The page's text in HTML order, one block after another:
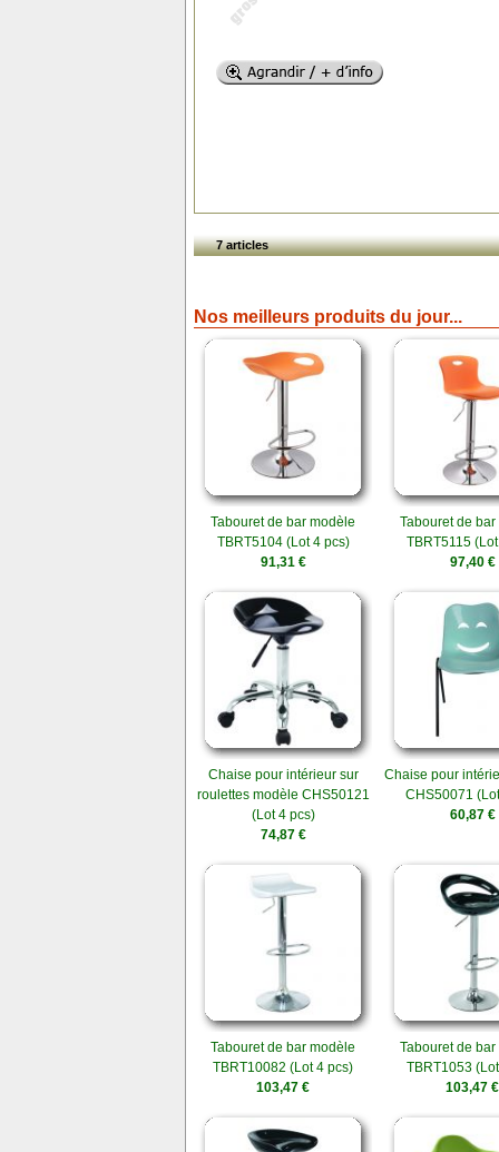
7 articles
Nos meilleurs produits du jour...
Tabouret de bar modèle
TBRT5104 (Lot 4 pcs)
91,31 €
Tabouret de
TBRT5115
97,40 €
Chaise pour intérieur sur
roulettes modèle CHS50121
(Lot 4 pcs)
74,87 €
Chaise pour
CHS50071
60,87 €
Tabouret de bar modèle
TBRT10082 (Lot 4 pcs)
103,47 €
Tabouret de
TBRT1053
103,47 €